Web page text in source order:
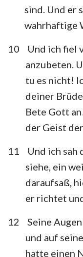
sind. Und er
wahrhaftige
10
Und ich fiel
anzubeten.
tu es nicht!
deiner
Bete Gott
der Geist
11
Und ich sah
siehe, ein
daraufsaß,
er richtet
12
Seine
und auf
hatte einen